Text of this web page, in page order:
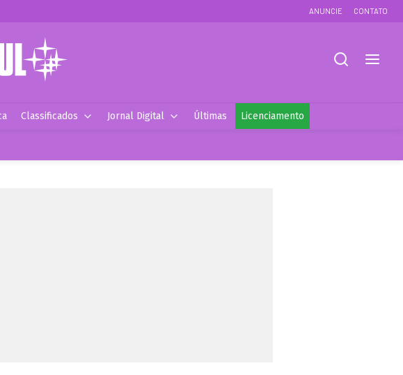
ANUNCIE CONTATO
Classificados Jornal Digital Últimas Licenciamento